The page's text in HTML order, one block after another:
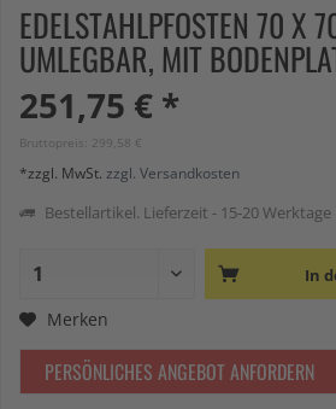
EDELSTAHLPFOSTEN 70 X
UMLEGBAR, MIT
251,75 € *
Bruttopreis: 299,58 €
*zzgl. MwSt. zzgl. Versandkosten
Bestellartikel. Lieferzeit - 15-20 Werktage
In
Merken
PERSÖNLICHES ANGEBOT ANFORDERN